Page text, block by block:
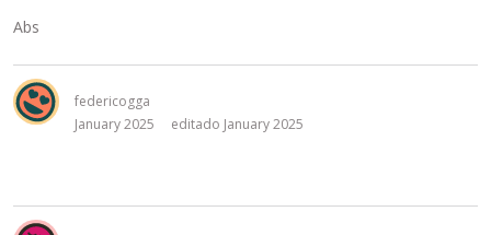
Abs
federicogga
January 2025
editado January 2025